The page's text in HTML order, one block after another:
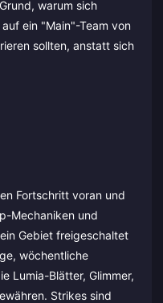
warum sich
ein "Main"-Team von
sollten, anstatt sich
Fortschritt voran und
Mechaniken und
Gebiet freigeschaltet
wöchentliche
Lumia-Blätter, Glimmer,
Strikes sind